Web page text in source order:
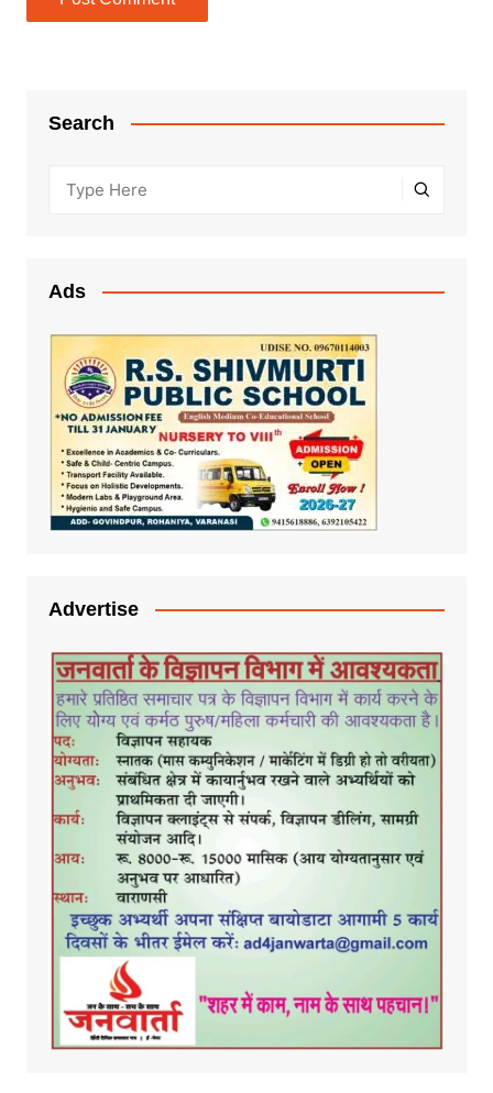
Search
Ads
Advertise